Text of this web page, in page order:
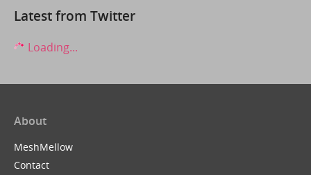
Latest from Twitter
Loading...
About
MeshMellow
Contact